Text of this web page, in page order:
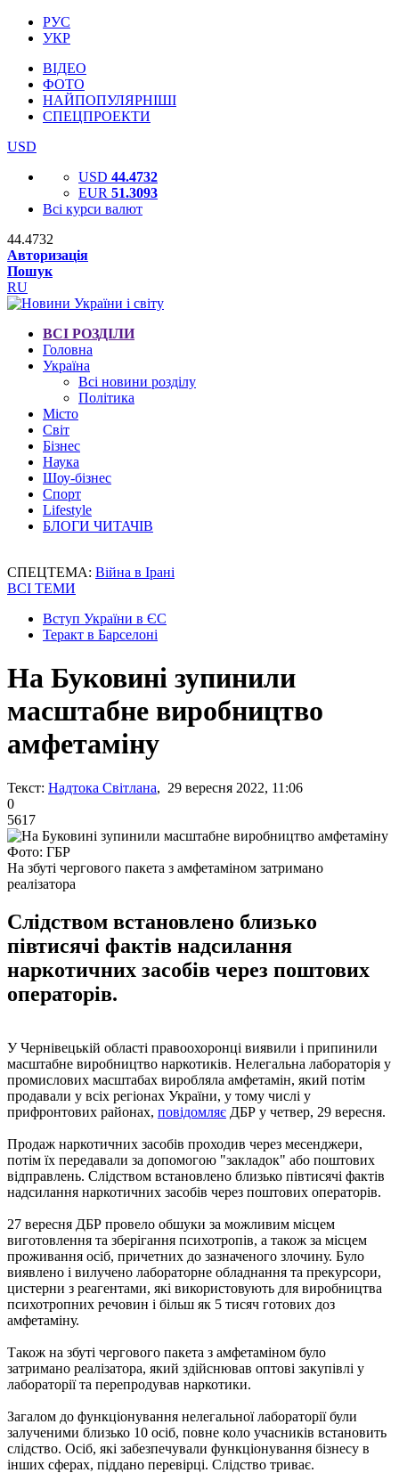
РУС
УКР
ВІДЕО
ФОТО
НАЙПОПУЛЯРНІШІ
СПЕЦПРОЕКТИ
USD
USD 44.4732
EUR 51.3093
Всі курси валют
44.4732
Авторизація
Пошук
RU
ВСІ РОЗДІЛИ
Головна
Україна
Всі новини розділу
Політика
Місто
Світ
Бізнес
Наука
Шоу-бізнес
Спорт
Lifestyle
БЛОГИ ЧИТАЧІВ
СПЕЦТЕМА: Війна в Ірані
ВСІ ТЕМИ
Вступ України в ЄС
Теракт в Барселоні
На Буковині зупинили
масштабне виробництво
амфетаміну
Текст: Надтока Світлана, 29 вересня 2022, 11:06
0
5617
Фото: ГБР
На збуті чергового пакета з амфетаміном затримано
реалізатора
Слідством встановлено близько
півтисячі фактів надсилання
наркотичних засобів через поштових
операторів.
У Чернівецькій області правоохоронці виявили і припинили
масштабне виробництво наркотиків. Нелегальна лабораторія у
промислових масштабах виробляла амфетамін, який потім
продавали у всіх регіонах України, у тому числі у
прифронтових районах, повідомляє ДБР у четвер, 29 вересня.
Продаж наркотичних засобів проходив через месенджери,
потім їх передавали за допомогою "закладок" або поштових
відправлень. Слідством встановлено близько півтисячі фактів
надсилання наркотичних засобів через поштових операторів.
27 вересня ДБР провело обшуки за можливим місцем
виготовлення та зберігання психотропів, а також за місцем
проживання осіб, причетних до зазначеного злочину. Було
виявлено і вилучено лабораторне обладнання та прекурсори,
цистерни з реагентами, які використовують для виробництва
психотропних речовин і більш як 5 тисяч готових доз
амфетаміну.
Також на збуті чергового пакета з амфетаміном було
затримано реалізатора, який здійснював оптові закупівлі у
лабораторії та перепродував наркотики.
Загалом до функціонування нелегальної лабораторії були
залученими близько 10 осіб, повне коло учасників встановить
слідство. Осіб, які забезпечували функціонування бізнесу в
інших сферах, піддано перевірці. Слідство триває.